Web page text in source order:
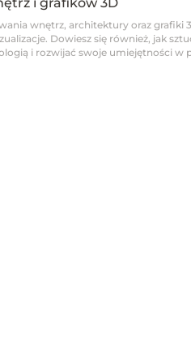
wnętrz, architektury oraz
Dowiesz się również, jak
i rozwijać swoje umiejętności w